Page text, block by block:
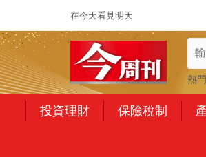
在今天看見明天
熱門
投資理財 保險稅制